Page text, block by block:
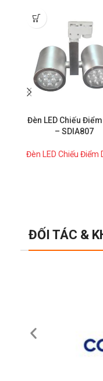
Đèn LED Chiếu
– SDIA807
Đèn LED Chiếu Điểm
ĐỐI TÁC &